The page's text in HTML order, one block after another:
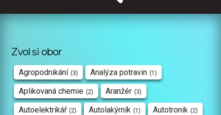
Zvol si obor
Agropodnikání (3) Analýza potravin (1)
Aplikovaná chemie (2) Aranžér (3)
Autoelektrikář (2) Autolakýrník (1) Autotronik (2)